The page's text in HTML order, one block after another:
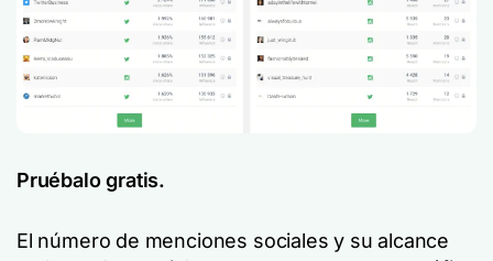
Pruébalo gratis.
El número de menciones sociales y su alcance